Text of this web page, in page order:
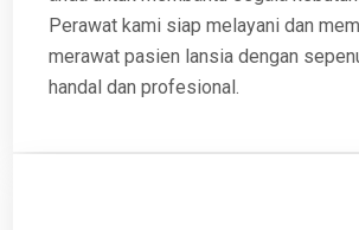
Perawat kami siap melayani dan
merawat pasien lansia dengan
handal dan profesional.